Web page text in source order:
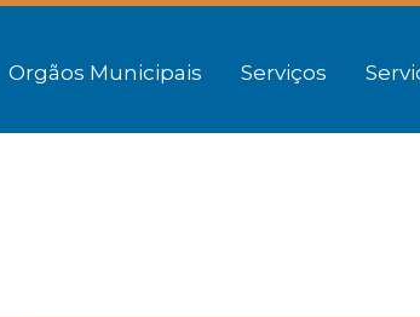
Orgãos Municipais Serviços